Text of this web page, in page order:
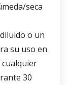
seca
o un
su uso en
cualquier
30